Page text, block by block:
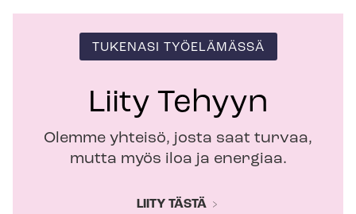
TUKENASI TYÖELÄMÄSSÄ
Liity Tehyyn
Olemme yhteisö, josta saat turvaa,
mutta myös iloa ja energiaa.
LIITY TÄSTÄ